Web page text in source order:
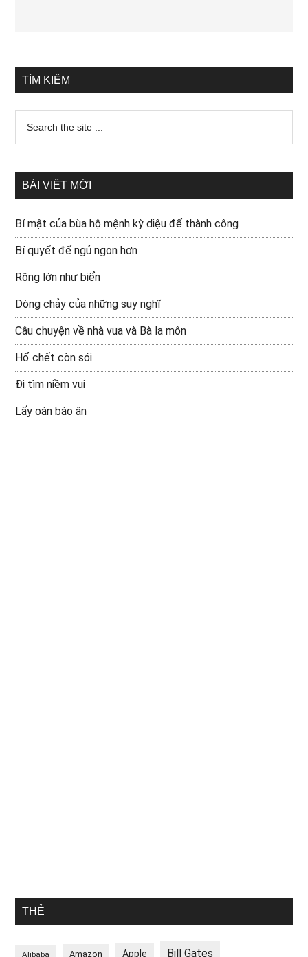
TÌM KIẾM
BÀI VIẾT MỚI
Bí mật của bùa hộ mệnh kỳ diệu để thành công
Bí quyết để ngủ ngon hơn
Rộng lớn như biển
Dòng chảy của những suy nghĩ
Câu chuyện về nhà vua và Bà la môn
Hổ chết còn sói
Đi tìm niềm vui
Lấy oán báo ân
THẺ
Alibaba Amazon Apple Bill Gates